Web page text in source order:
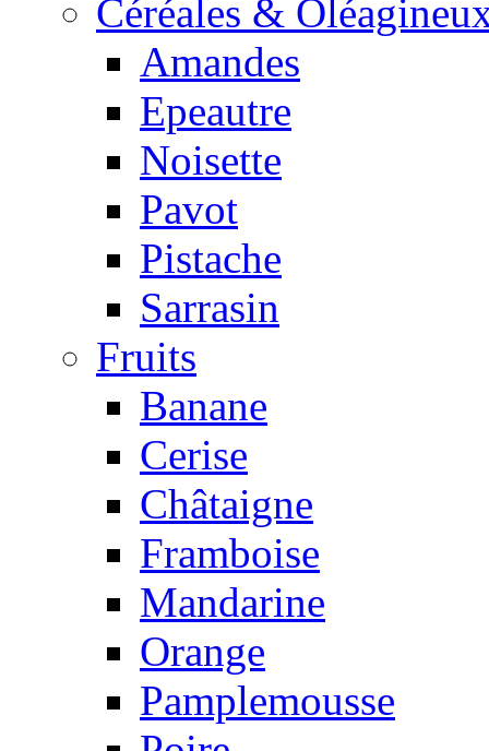
Céréales &
Amandes
Epeautre
Noisette
Pavot
Pistache
Sarrasin
Fruits
Banane
Cerise
Châtaigne
Framboise
Mandarine
Orange
Pamplemousse